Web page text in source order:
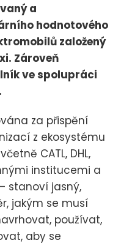
a
hodnotového
založený
Zároveň
ve spolupráci
za přispění
z ekosystému
CATL, DHL,
institucemi a
stanoví jasný,
jakým se musí
používat,
aby se